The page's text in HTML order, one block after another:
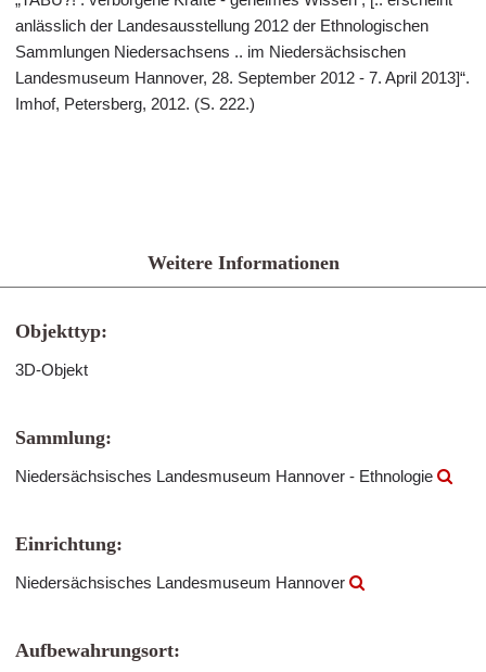
anlässlich der Landesausstellung 2012 der Ethnologischen
Sammlungen Niedersachsens .. im Niedersächsischen
Landesmuseum Hannover, 28. September 2012 - 7. April 2013]“.
Imhof, Petersberg, 2012. (S. 222.)
Weitere Informationen
Objekttyp:
3D-Objekt
Sammlung:
Niedersächsisches Landesmuseum Hannover - Ethnologie
Einrichtung:
Niedersächsisches Landesmuseum Hannover
Aufbewahrungsort: